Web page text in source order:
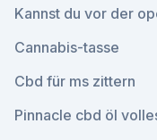
Kannst du vor der
Cannabis-tasse
Cbd für ms zittern
Pinnacle cbd öl